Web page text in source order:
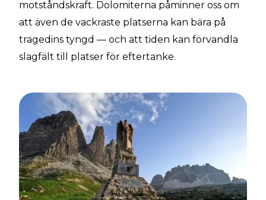
motståndskraft. Dolomiterna påminner oss om
att även de vackraste platserna kan bära på
tragedins tyngd — och att tiden kan förvandla
slagfält till platser för eftertanke.